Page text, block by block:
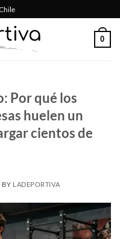
0
Por qué los
huelen un
cientos de
BY LADEPORTIVA